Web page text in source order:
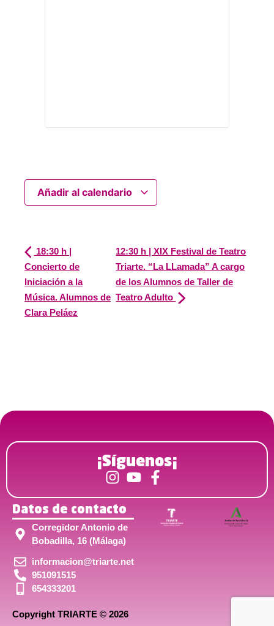
Añadir al calendario
18:30 h |
Concierto de
Iniciación a la
Música. Alumnos de
Clara Peláez
12:30 h | XIX Festival de Teatro
Triarte. “La LLamada” A cargo
de los Alumnos de Taller de
Teatro Adulto
¡Síguenos¡
Datos de contacto
Corregidor Antonio de
Bobadilla, 16 (Málaga)
informacion@triarte.net
951091515
654333201
Copyright TRIARTE © 2026